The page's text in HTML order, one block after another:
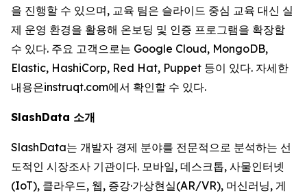
을 진행할 수 있으며, 교육 팀은 슬라이드 중심 교육 대신 실
제 운영 환경을 활용해 온보딩 및 인증 프로그램을 확장할
수 있다. 주요 고객으로는 Google Cloud, MongoDB,
Elastic, HashiCorp, Red Hat, Puppet 등이 있다. 자세한
내용은instruqt.com에서 확인할 수 있다.
SlashData 소개
SlashData는 개발자 경제 분야를 전문적으로 분석하는 선
도적인 시장조사 기관이다. 모바일, 데스크톱, 사물인터넷
(IoT), 클라우드, 웹, 증강·가상현실(AR/VR), 머신러닝, 게